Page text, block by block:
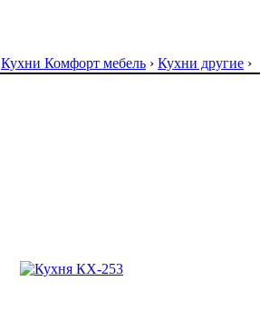
Кухни Комфорт мебель › Кухни другие ›